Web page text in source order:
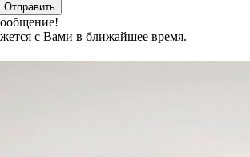
с Вами в ближайшее время.